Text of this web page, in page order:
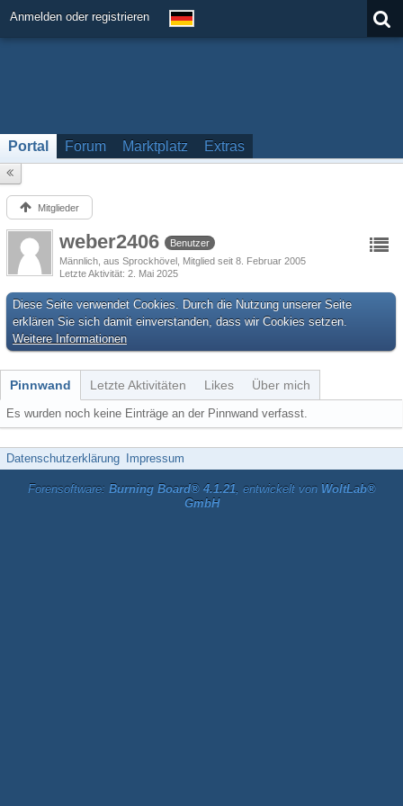
Anmelden oder registrieren
Portal Forum Marktplatz Extras
Mitglieder
weber2406
Benutzer
Männlich aus Sprockhövel Mitglied seit 8. Februar 2005
Letzte Aktivität 2. Mai 2025
Diese Seite verwendet Cookies. Durch die Nutzung unserer Seite
erklären Sie sich damit einverstanden, dass wir Cookies setzen.
Weitere Informationen
Pinnwand Letzte Aktivitäten Likes Über mich
Es wurden noch keine Einträge an der Pinnwand verfasst.
Datenschutzerklärung Impressum
Forensoftware: Burning Board® 4.1.21, entwickelt von WoltLab®
GmbH